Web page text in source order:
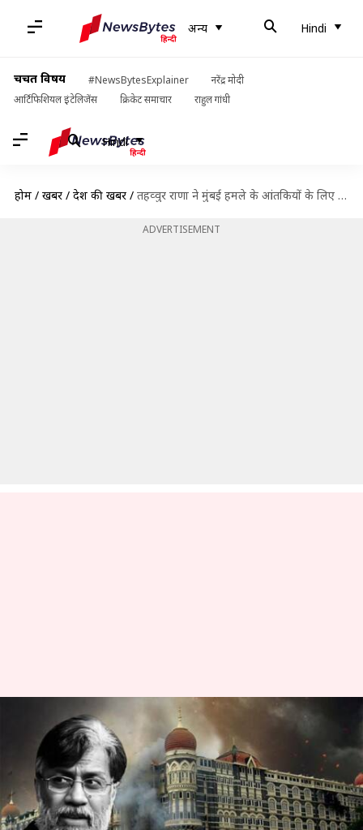
अन्य Hindi
चर्चित विषय #NewsBytesExplainer
नरेंद्र मोदी
आर्टिफिशियल इंटेलिजेंस
क्रिकेट समाचार राहुल गांधी
Hindi
होम / खबरें / देश की खबरें / तहव्वुर राणा ने मुंबई हमले के आंतकियों के लिए मांगा था वीरता पुरस्कार, अमेरिका का खुलासा
ADVERTISEMENT
तहव्वुर राणा ने मुंबई हमले के
आंतकियों के लिए मांगा था वीरता
पुरस्कार, अमेरिका का खुलासा
लेखन आबिद खान Apr 11, 2025 01:07 pm